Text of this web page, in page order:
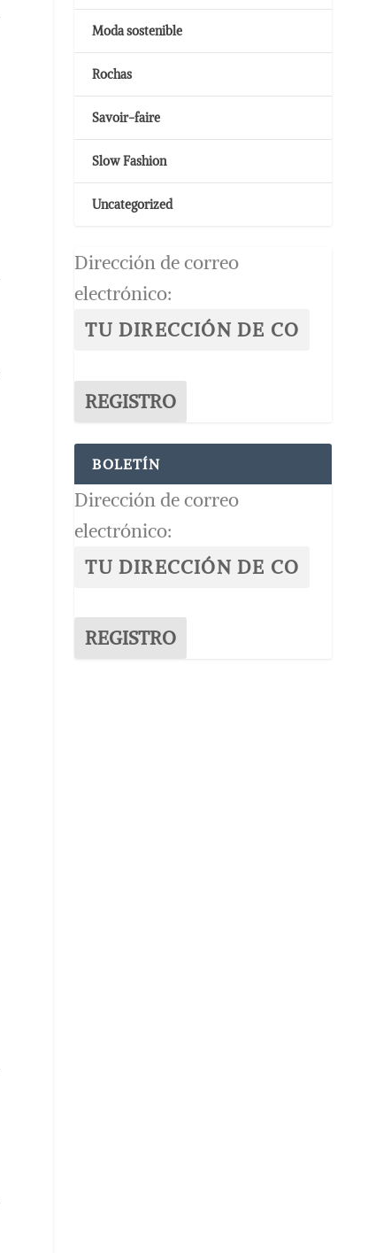
Moda sostenible
Rochas
Savoir-faire
Slow Fashion
Uncategorized
Dirección de correo
electrónico:
BOLETÍN
Dirección de correo
electrónico: